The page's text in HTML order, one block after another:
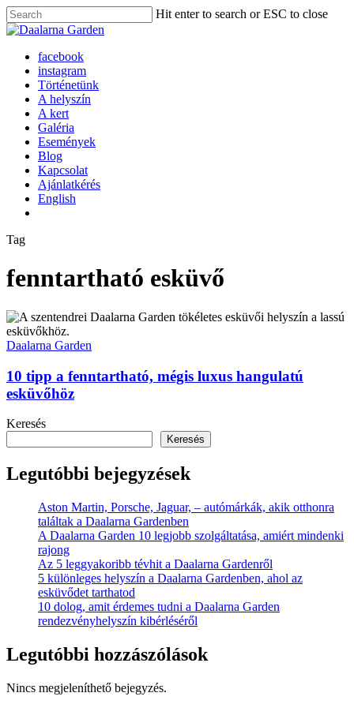
Skip
to
content
Hit enter to search or ESC to close
Close
Menu
facebook
instagram
Történetünk
A helyszín
A kert
Galéria
Események
Blog
Kapcsolat
Ajánlatkérés
English
Tag
fenntartható esküvő
Daalarna Garden
10 tipp a fenntartható, mégis luxus hangulatú
esküvőhöz
Keresés
Keresés
Legutóbbi bejegyzések
Aston Martin, Porsche, Jaguar, – autómárkák, akik otthonra
találtak a Daalarna Gardenben
A Daalarna Garden 10 legjobb szolgáltatása, amiért mindenki
rajong
Az 5 leggyakoribb tévhit a Daalarna Gardenről
5 különleges helyszín a Daalarna Gardenben, ahol az
esküvődet tarthatod
10 dolog, amit érdemes tudni a Daalarna Garden
rendezvényhelyszín kibérléséről
Legutóbbi hozzászólások
Nincs megjeleníthető bejegyzés.